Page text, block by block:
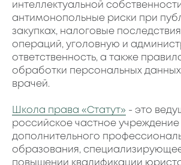
интеллектуальной
антимонопольные риски при
закупках, налоговые
операций, уголовную и
ответственность, а также
обработки персональных
врачей.
Школа права «Статут» - это
российское частное учреждение
дополнительного
образования,
повышении квалификации